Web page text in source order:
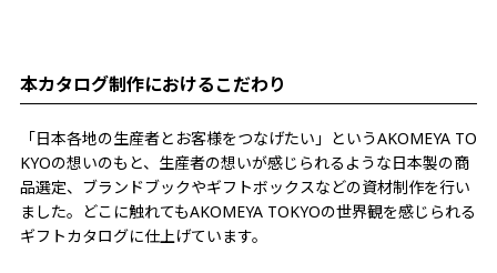
本カタログ制作におけるこだわり
「日本各地の生産者とお客様をつなげたい」というAKOMEYA TO
KYOの想いのもと、生産者の想いが感じられるような日本製の商
品選定、ブランドブックやギフトボックスなどの資材制作を行い
ました。どこに触れてもAKOMEYA TOKYOの世界観を感じられる
ギフトカタログに仕上げています。